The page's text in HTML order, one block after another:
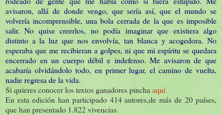
avisaron, allá de donde vengo, que sería así, que el mundo se
volvería incomprensible, una bola cerrada de la que es imposible
salir. No quise creerlos, no podía imaginar que existiera algo
distinto a la luz que nos envolvía, tan blanca y acogedora. No
esperaba que me recibieran a golpes, ni que mi espíritu se quedara
encerrado en un cuerpo débil e indefenso. Me avisaron de que
acabaría olvidándolo todo, en primer lugar, el camino de vuelta,
nadie regresa de la vida.
Si quieres conocer los textos ganadores pincha aquí
En esta edición han participado 414 autores,de más de 20 países,
que han presentado 1.822 vivencias.